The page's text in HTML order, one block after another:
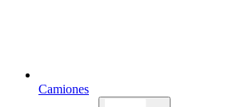
Camiones